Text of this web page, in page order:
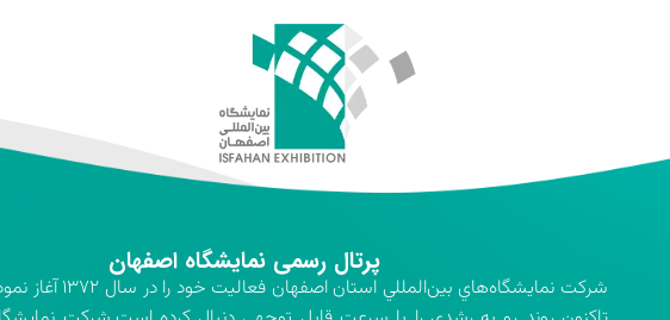
پرتال رسمی نمایشگاه اصفهان
شركت نمايشگاه‌هاي